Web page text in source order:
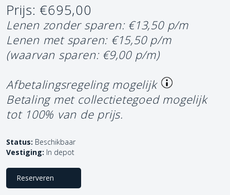
Prijs: €695,00
Lenen zonder sparen: €13,50 p/m
Lenen met sparen: €15,50 p/m
(waarvan sparen: €9,00 p/m)
Afbetalingsregeling mogelijk
Betaling met collectietegoed mogelijk
tot 100% van de prijs.
Status: Beschikbaar
Vestiging: In depot
Reserveren